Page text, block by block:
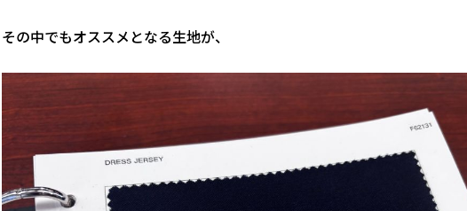
その中でもオススメとなる生地が、